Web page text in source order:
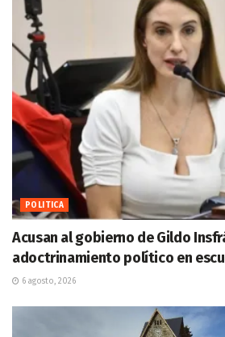
POLITICA
Acusan al gobierno de Gildo
adoctrinamiento político en
6 agosto, 2026